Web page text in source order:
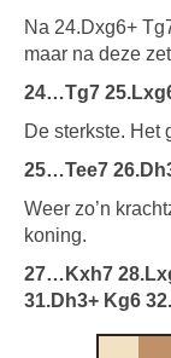
Na 24.Dxg6+
maar na deze
24…Tg7
De sterkste. Het
25…Tee7
Weer zo’n
koning.
27…Kxh7
31.Dh3+ Kg6